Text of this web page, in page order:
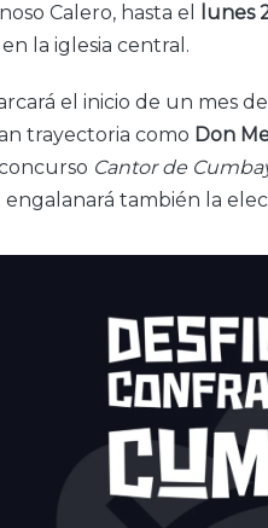
Calero, hasta el
lunes
la iglesia central.
el inicio de un mes
trayectoria como Don
Cantor de
engalanará también la